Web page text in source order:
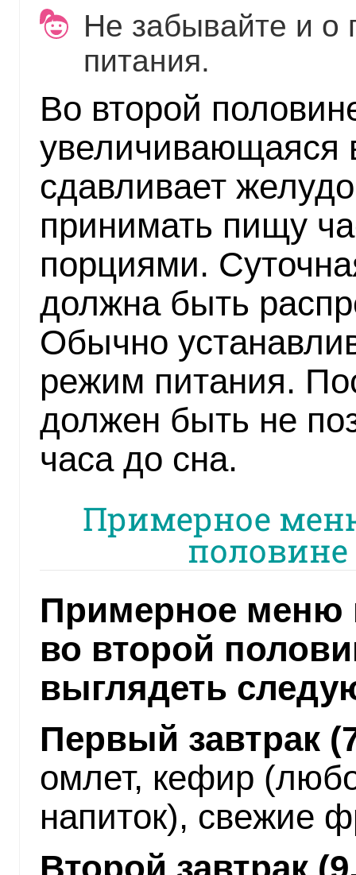
Не забывайте и о
питания.
Во второй
увеличивающаяся
сдавливает
принимать пищу
порциями.
должна быть
Обычно
режим питания.
должен быть не
часа до сна.
Примерное
Примерное меню
во второй
выглядеть
Первый завтрак
омлет, кефир
напиток), свежие